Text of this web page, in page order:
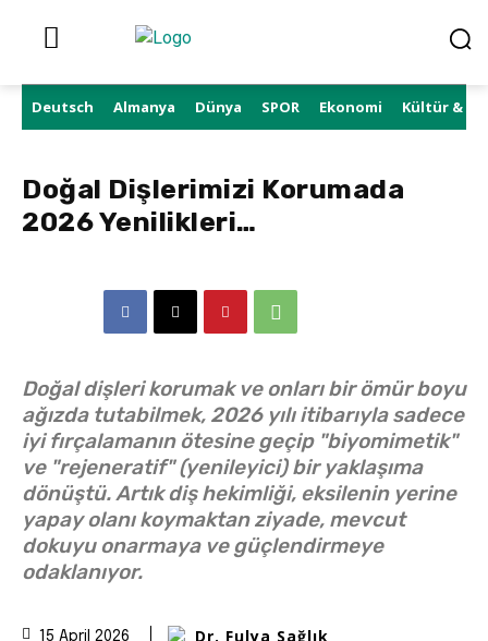
Deutsch Almanya Dünya SPOR Ekonomi Kültür &
Doğal Dişlerimizi Korumada
2026 Yenilikleri…
Doğal dişleri korumak ve onları bir ömür boyu
ağızda tutabilmek, 2026 yılı itibarıyla sadece
iyi fırçalamanın ötesine geçip "biyomimetik"
ve "rejeneratif" (yenileyici) bir yaklaşıma
dönüştü. Artık diş hekimliği, eksilenin yerine
yapay olanı koymaktan ziyade, mevcut
dokuyu onarmaya ve güçlendirmeye
odaklanıyor.
15 April 2026 Dr. Fulya Sağlık